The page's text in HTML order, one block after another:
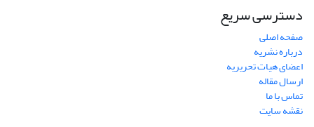
دسترسی سریع
صفحه اصلی
درباره نشریه
اعضای هیات تحریریه
ارسال مقاله
تماس با ما
نقشه سایت